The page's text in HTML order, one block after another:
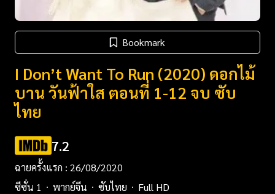
Bookmark
I Don’t Want To Run (2020) ดอกไม้
บาน วันฟ้าใส ตอนที่ 1-12 จบ ซับ
ไทย
7.2
ฉายครั้งแรก : 26/08/2020
ซีซั่น 1
พากย์จีน ซับไทย
Full HD